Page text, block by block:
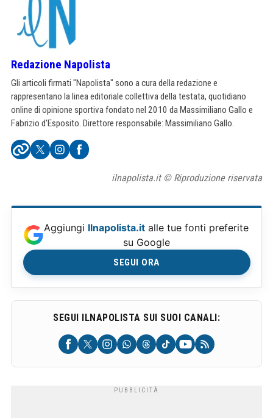
Redazione Napolista
Gli articoli firmati "Napolista" sono a cura della redazione e
rappresentano la linea editoriale collettiva della testata, quotidiano
online di opinione sportiva fondato nel 2010 da Massimiliano Gallo e
Fabrizio d'Esposito. Direttore responsabile: Massimiliano Gallo.
ilnapolista.it © Riproduzione riservata
Aggiungi Ilnapolista.it alle tue fonti preferite
su Google
SEGUI ORA
SEGUI ILNAPOLISTA SUI SUOI CANALI: